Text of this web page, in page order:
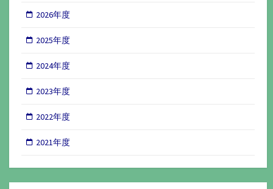
2026年度
2025年度
2024年度
2023年度
2022年度
2021年度